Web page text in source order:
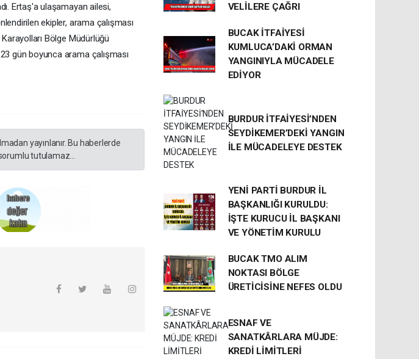
Ertaş'a ulaşamayan ailesi,
ekipler, arama çalışması
Bölge Müdürlüğü
gün boyunca arama çalışması
yayınlanır. Bu haberlerde
tutulamaz...
VELİLERE ÇAĞRI
BUCAK İTFAİYESİ
KUMLUCA’DAKİ ORMAN
YANGINIYLA MÜCADELE
EDİYOR
BURDUR İTFAİYESİ’NDEN
SEYDİKEMER’DEKİ YANGIN
İLE MÜCADELEYE DESTEK
YENİ PARTİ BURDUR İL
BAŞKANLIĞI KURULDU:
İŞTE KURUCU İL BAŞKANI
VE YÖNETİM KURULU
BUCAK TMO ALIM
NOKTASI BÖLGE
ÜRETİCİSİNE NEFES OLDU
ESNAF VE
SANATKÂRLARA MÜJDE:
KREDİ LİMİTLERİ